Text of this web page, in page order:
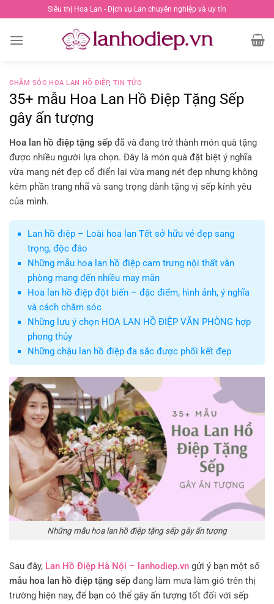
đến
nội
Siêu thị Hoa Lan - Dịch vụ Lan chuyên nghiệp và uy tín
CHĂM SÓC HOA LAN HỒ ĐIỆP, TIN TỨC
35+ mẫu Hoa Lan Hồ Điệp Tặng Sếp
gây ấn tượng
Hoa lan hồ điệp tặng sếp đã và đang trở thành món quà tặng
được nhiều người lựa chọn. Đây là món quà đặt biệt ý nghĩa
vừa mang nét đẹp cổ điển lại vừa mang nét đẹp nhưng không
kém phần trang nhã và sang trọng dành tặng vị sếp kính yêu
của mình.
Lan hồ điệp – Loài hoa lan Tết sở hữu vẻ đẹp sang
trọng, độc đáo
Những mẫu hoa lan hồ điệp cam trưng nội thất văn
phòng mang đến nhiều may mắn
Hoa lan hồ điệp đột biến – đặc điểm, hình ảnh, ý nghĩa
và cách chăm sóc
Những lưu ý chọn HOA LAN HỒ ĐIỆP VĂN PHÒNG hợp
phong thủy
Những chậu lan hồ điệp đa sắc được phối kết đẹp
Những mẫu hoa lan hồ điệp tặng sếp gây ấn tượng
Sau đây, Lan Hồ Điệp Hà Nội – lanhodiep.vn gửi ý bạn một số
mẫu hoa lan hồ điệp tặng sếp đang làm mưa làm gió trên thị
trường hiện nay, để bạn có thể gây ấn tượng tốt đối với sếp